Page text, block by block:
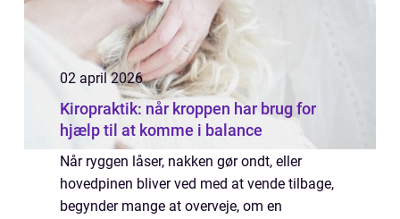
02 april 2026
Kiropraktik: når kroppen har brug for
hjælp til at komme i balance
Når ryggen låser, nakken gør ondt, eller
hovedpinen bliver ved med at vende tilbage,
begynder mange at overveje, om en